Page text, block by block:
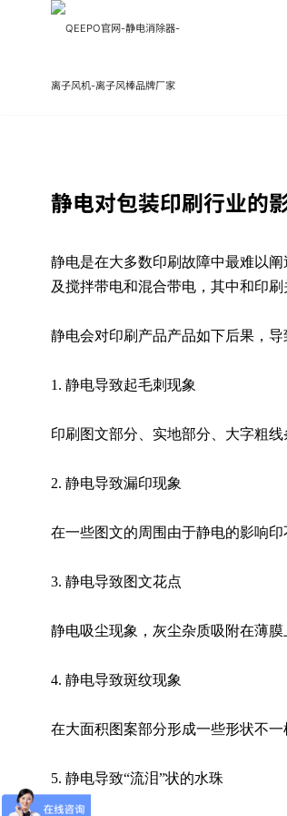
静电对包装印刷行业的
静电是在大多数印刷故障中最难以
及搅拌带电和混合带电，其中和印
静电会对印刷产品产品如下后果，导
1. 静电导致起毛刺现象
印刷图文部分、实地部分、大字粗
2. 静电导致漏印现象
在一些图文的周围由于静电的影响
3. 静电导致图文花点
静电吸尘现象，灰尘杂质吸附在薄
4. 静电导致斑纹现象
在大面积图案部分形成一些形状不
5. 静电导致“流泪”状的水珠